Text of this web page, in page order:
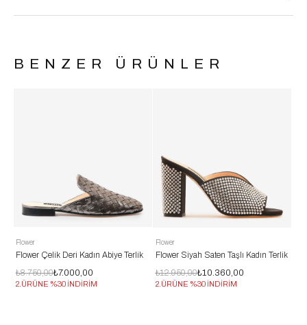
BENZER ÜRÜNLER
Flower
Flower Çelik Deri Kadın Abiye Terlik
₺7.000,00
₺8.750,00
2.ÜRÜNE %30 İNDİRİM
Flower
Flower Siyah Saten Taşlı Kadın Terlik
₺10.360,00
₺12.950,00
2.ÜRÜNE %30 İNDİRİM